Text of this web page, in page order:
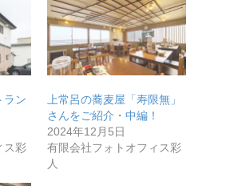
業様はこちら
はこちら
ス課題解決コミュニティ【北海道オ
ラン
ス彩
上常呂の蕎麦屋「寿限無」
さんをご紹介・中編！
2024年12月5日
有限会社フォトオフィス彩
人